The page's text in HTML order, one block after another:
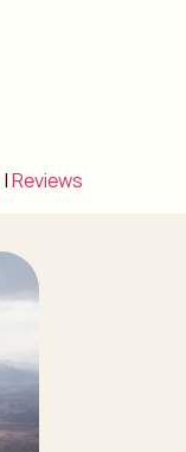
|Reviews